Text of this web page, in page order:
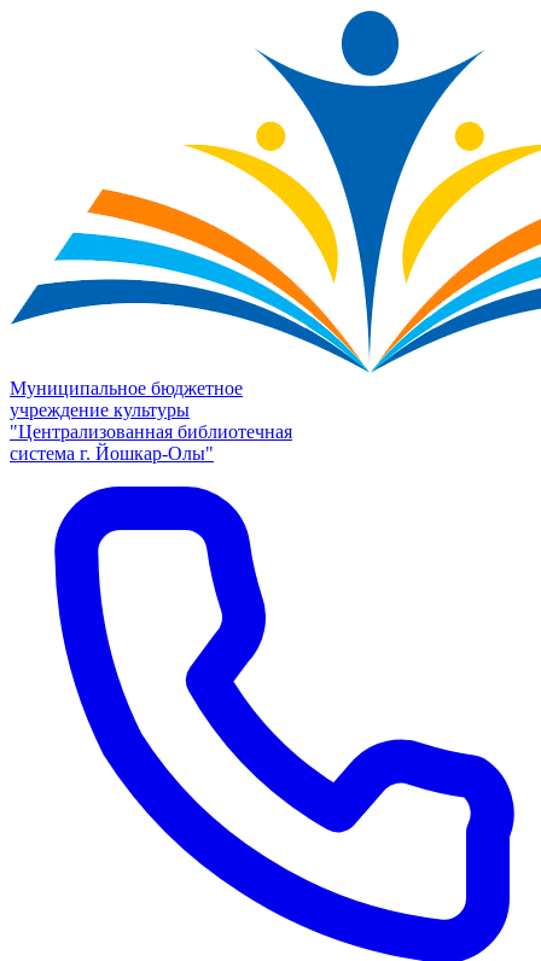
Муниципальное бюджетное
учреждение культуры
"Централизованная библиотечная
система г. Йошкар-Олы"